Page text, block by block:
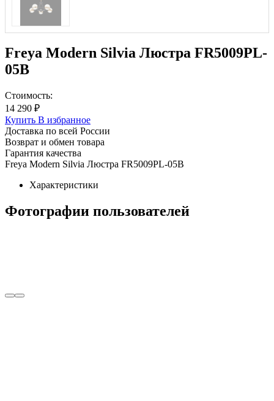
Freya Modern Silvia Люстра FR5009PL-
05B
Стоимость:
14 290 ₽
Купить В избранное
Доставка по всей России
Возврат и обмен товара
Гарантия качества
Freya Modern Silvia Люстра FR5009PL-05B
Характеристики
Фотографии пользователей